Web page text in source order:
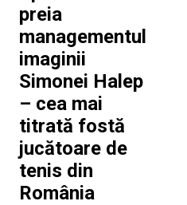
preia
managementul
imaginii
Simonei Halep
– cea mai
titrată fostă
jucătoare de
tenis din
România